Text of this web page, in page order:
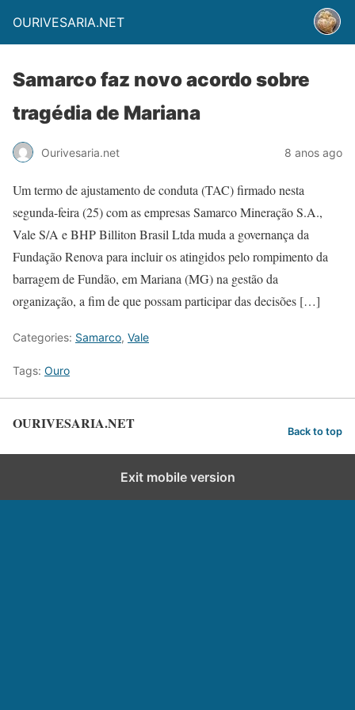
OURIVESARIA.NET
Samarco faz novo acordo sobre
tragédia de Mariana
Ourivesaria.net 8 anos ago
Um termo de ajustamento de conduta (TAC) firmado nesta
segunda-feira (25) com as empresas Samarco Mineração S.A.,
Vale S/A e BHP Billiton Brasil Ltda muda a governança da
Fundação Renova para incluir os atingidos pelo rompimento da
barragem de Fundão, em Mariana (MG) na gestão da
organização, a fim de que possam participar das decisões […]
Categories: Samarco, Vale
Tags: Ouro
OURIVESARIA.NET Back to top
Exit mobile version